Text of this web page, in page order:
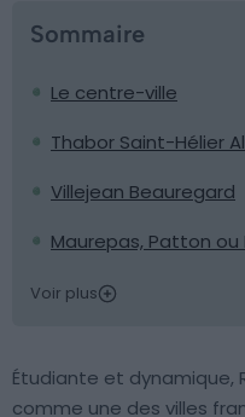
Sommaire
Le centre-ville
Thabor Saint-Hélier
Villejean Beauregard
Maurepas, Patton ou
Voir plus
Étudiante et dynamique,
comme une des villes